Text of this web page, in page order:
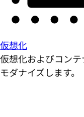
仮想化
仮想化およびコン
モダナイズします。